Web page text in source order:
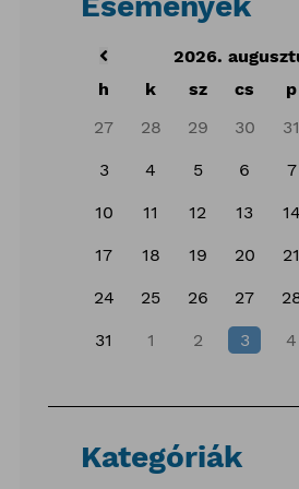
2026.
h
k sz cs p
27
28 29 30 31
3 4 5 6 7
10 11 12 13 14
17 18 19 20 21
24 25 26 27
31 1 2 3 4
Kategóriák